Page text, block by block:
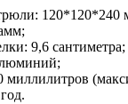
120*120*240
9,6 сантиметра;
миллилитров